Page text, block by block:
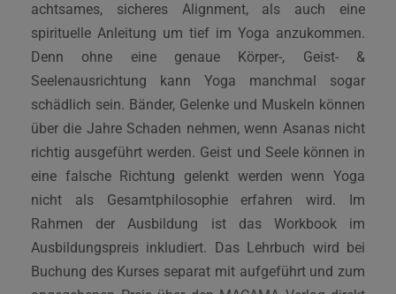
achtsames, sicheres Alignment, als auch eine
spirituelle Anleitung um tief im Yoga anzukommen.
Denn ohne eine genaue Körper-, Geist- &
Seelenausrichtung kann Yoga manchmal sogar
schädlich sein. Bänder, Gelenke und Muskeln können
über die Jahre Schaden nehmen, wenn Asanas nicht
richtig ausgeführt werden. Geist und Seele können in
eine falsche Richtung gelenkt werden wenn Yoga
nicht als Gesamtphilosophie erfahren wird. Im
Rahmen der Ausbildung ist das Workbook im
Ausbildungspreis inkludiert. Das Lehrbuch wird bei
Buchung des Kurses separat mit aufgeführt und zum